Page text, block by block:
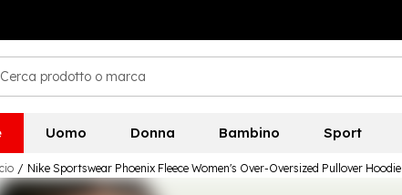
Uomo Donna Bambino Sport
/ Nike Sportswear Phoenix Fleece Women's Over-Oversized Pullover Hoodie